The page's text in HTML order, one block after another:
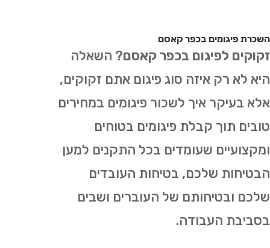
השכרת פיגומים בכפר קאסם
זקוקים לפיגום בכפר קאסם? השאלה
היא לא רק איזה סוג פיגום אתם זקוקים,
אלא בעיקר איך לשכור פיגומים במחירים
טובים תוך קבלת פיגומים בטוחים
ומקצועיים שעומדים בכל התקנים למען
הבטיחות שלכם, בטיחות העובדים
שלכם ובטיחותם של העוברים ושבים
בסביבת העבודה.